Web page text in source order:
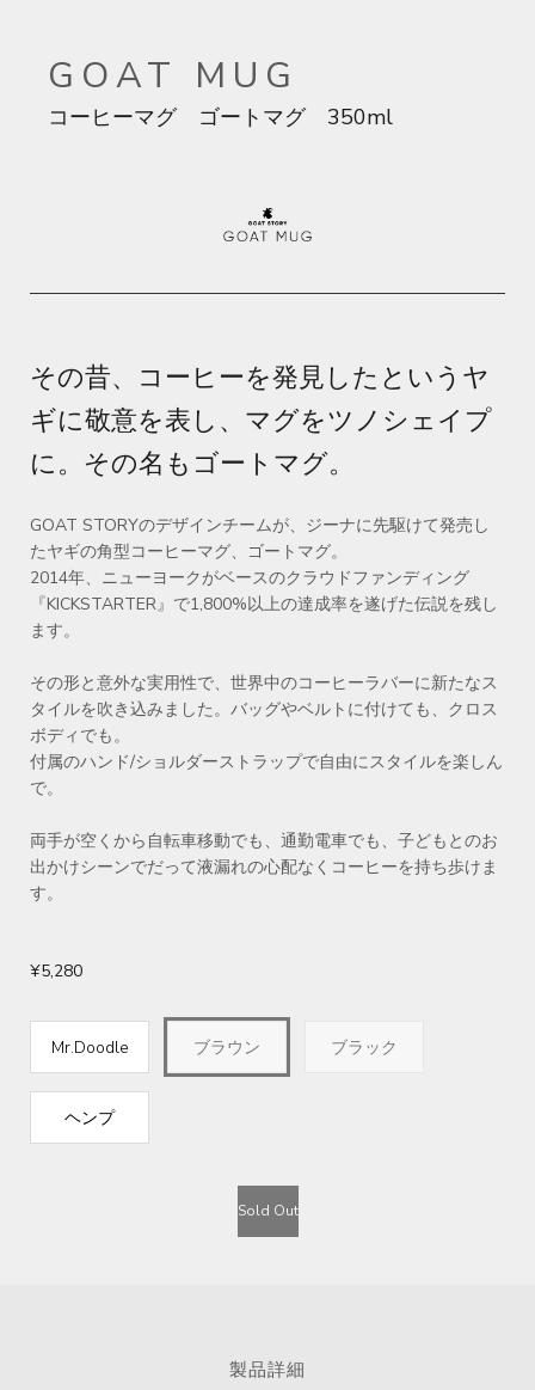
GOAT MUG
コーヒーマグ ゴートマグ 350ml
その昔、コーヒーを発見したというヤ
ギに敬意を表し、マグをツノシェイプ
に。 その名もゴートマグ。
GOAT STORYのデザインチームが、ジーナに先駆けて発売し
たヤギの角型コーヒーマグ、ゴートマグ。
2014年、ニューヨークがベースのクラウドファンディング
『KICKSTARTER』で1,800%以上の達成率を遂げた伝説を残し
ます。
その形と意外な実用性で、世界中のコーヒーラバーに新たなス
タイルを吹き込みました。バッグやベルトに付けても、クロス
ボディでも。
付属のハンド/ショルダーストラップで自由にスタイルを楽しん
で。
両手が空くから自転車移動でも、通勤電車でも、子どもとのお
出かけシーンでだって液漏れの心配なくコーヒーを持ち歩けま
す。
¥5,280
Mr.Doodle ブラウン ブラック
ヘンプ
Sold Out
製品詳細